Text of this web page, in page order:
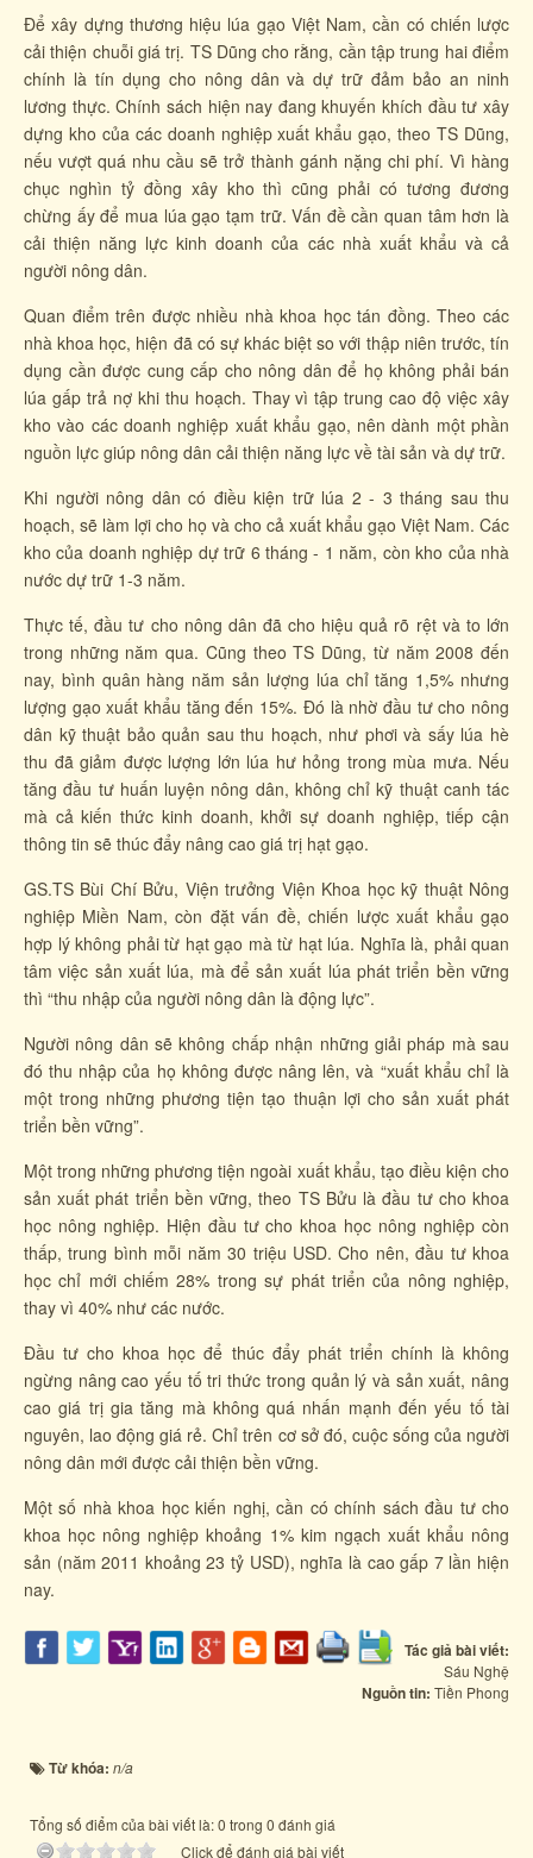
Để xây dựng thương hiệu lúa gạo Việt Nam, cần có chiến lược
cải thiện chuỗi giá trị. TS Dũng cho rằng, cần tập trung hai điểm
chính là tín dụng cho nông dân và dự trữ đảm bảo an ninh
lương thực. Chính sách hiện nay đang khuyến khích đầu tư xây
dựng kho của các doanh nghiệp xuất khẩu gạo, theo TS Dũng,
nếu vượt quá nhu cầu sẽ trở thành gánh nặng chi phí. Vì hàng
chục nghìn tỷ đồng xây kho thì cũng phải có tương đương
chừng ấy để mua lúa gạo tạm trữ. Vấn đề cần quan tâm hơn là
cải thiện năng lực kinh doanh của các nhà xuất khẩu và cả
người nông dân.
Quan điểm trên được nhiều nhà khoa học tán đồng. Theo các
nhà khoa học, hiện đã có sự khác biệt so với thập niên trước, tín
dụng cần được cung cấp cho nông dân để họ không phải bán
lúa gấp trả nợ khi thu hoạch. Thay vì tập trung cao độ việc xây
kho vào các doanh nghiệp xuất khẩu gạo, nên dành một phần
nguồn lực giúp nông dân cải thiện năng lực về tài sản và dự trữ.
Khi người nông dân có điều kiện trữ lúa 2 - 3 tháng sau thu
hoạch, sẽ làm lợi cho họ và cho cả xuất khẩu gạo Việt Nam. Các
kho của doanh nghiệp dự trữ 6 tháng - 1 năm, còn kho của nhà
nước dự trữ 1-3 năm.
Thực tế, đầu tư cho nông dân đã cho hiệu quả rõ rệt và to lớn
trong những năm qua. Cũng theo TS Dũng, từ năm 2008 đến
nay, bình quân hàng năm sản lượng lúa chỉ tăng 1,5% nhưng
lượng gạo xuất khẩu tăng đến 15%. Đó là nhờ đầu tư cho nông
dân kỹ thuật bảo quản sau thu hoạch, như phơi và sấy lúa hè
thu đã giảm được lượng lớn lúa hư hỏng trong mùa mưa. Nếu
tăng đầu tư huấn luyện nông dân, không chỉ kỹ thuật canh tác
mà cả kiến thức kinh doanh, khởi sự doanh nghiệp, tiếp cận
thông tin sẽ thúc đẩy nâng cao giá trị hạt gạo.
GS.TS Bùi Chí Bửu, Viện trưởng Viện Khoa học kỹ thuật Nông
nghiệp Miền Nam, còn đặt vấn đề, chiến lược xuất khẩu gạo
hợp lý không phải từ hạt gạo mà từ hạt lúa. Nghĩa là, phải quan
tâm việc sản xuất lúa, mà để sản xuất lúa phát triển bền vững
thì “thu nhập của người nông dân là động lực”.
Người nông dân sẽ không chấp nhận những giải pháp mà sau
đó thu nhập của họ không được nâng lên, và “xuất khẩu chỉ là
một trong những phương tiện tạo thuận lợi cho sản xuất phát
triển bền vững”.
Một trong những phương tiện ngoài xuất khẩu, tạo điều kiện cho
sản xuất phát triển bền vững, theo TS Bửu là đầu tư cho khoa
học nông nghiệp. Hiện đầu tư cho khoa học nông nghiệp còn
thấp, trung bình mỗi năm 30 triệu USD. Cho nên, đầu tư khoa
học chỉ mới chiếm 28% trong sự phát triển của nông nghiệp,
thay vì 40% như các nước.
Đầu tư cho khoa học để thúc đẩy phát triển chính là không
ngừng nâng cao yếu tố tri thức trong quản lý và sản xuất, nâng
cao giá trị gia tăng mà không quá nhấn mạnh đến yếu tố tài
nguyên, lao động giá rẻ. Chỉ trên cơ sở đó, cuộc sống của người
nông dân mới được cải thiện bền vững.
Một số nhà khoa học kiến nghị, cần có chính sách đầu tư cho
khoa học nông nghiệp khoảng 1% kim ngạch xuất khẩu nông
sản (năm 2011 khoảng 23 tỷ USD), nghĩa là cao gấp 7 lần hiện
nay.
Tác giả bài viết:
Sáu Nghệ
Nguồn tin: Tiền Phong
Từ khóa: n/a
Tổng số điểm của bài viết là: 0 trong 0 đánh giá
Click để đánh giá bài viết